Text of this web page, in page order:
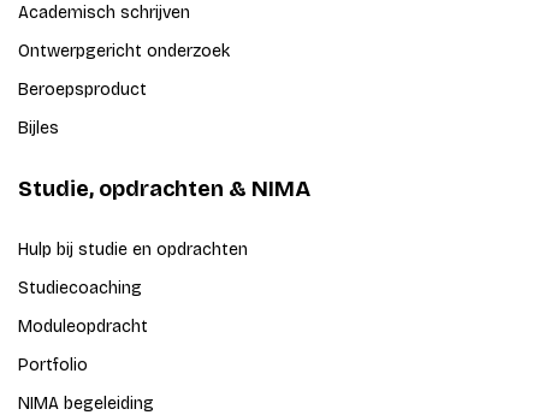
Academisch schrijven
Ontwerpgericht onderzoek
Beroepsproduct
Bijles
Studie, opdrachten & NIMA
Hulp bij studie en opdrachten
Studiecoaching
Moduleopdracht
Portfolio
NIMA begeleiding